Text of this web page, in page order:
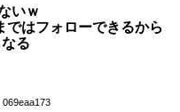
いｗ
ではフォローできるから
る
069eaa173